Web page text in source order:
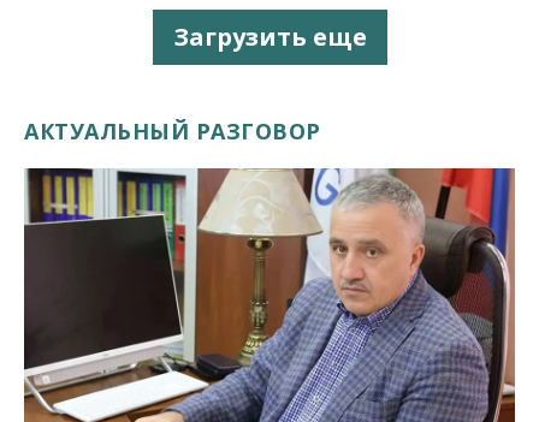
Загрузить еще
АКТУАЛЬНЫЙ РАЗГОВОР